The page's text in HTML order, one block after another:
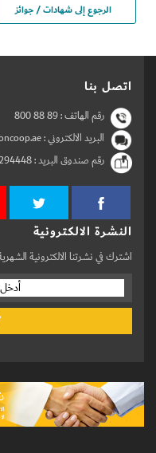
الرجوع إلى شهادات / جوائز
اتصل بنا
رقم الهاتف :800 88 89
البريد الالكتروني : info@unioncoop.ae
رقم صندوق البريد :
النشرة الالكترونية
اشترك في نشرتنا الالكترونية